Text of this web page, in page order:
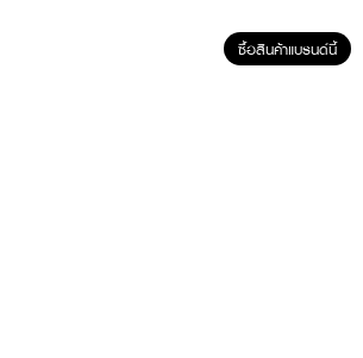
ซื้อสินค้าแบรนด์นี้